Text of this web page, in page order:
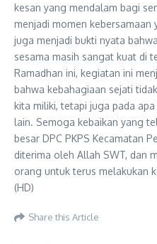
kesan yang mendalam bagi
menjadi momen kebersamaan
juga menjadi bukti nyata
sesama masih sangat kuat di
Ramadhan ini, kegiatan ini
bahwa kebahagiaan sejati
kita miliki, tetapi juga pada
lain. Semoga kebaikan yang
besar DPC PKPS Kecamatan
diterima oleh Allah SWT, dan
orang untuk terus melakukan
(HD)
Share this Article